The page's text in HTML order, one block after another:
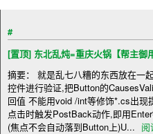
#
[置顶] 东北乱炖=重庆火锅【帮主御
摘要： 就是乱七八糟的东西放在一
控件进行验证,把Button的
回值 不能用void /int等修饰*.cs出
点击时触发PostBack动作,即用
(焦点不会自动落到Button上)U... 阅